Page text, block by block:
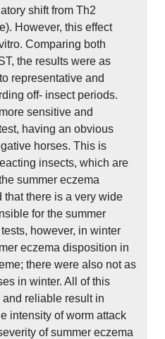
shift from Th2
However, this effect
Comparing both
the results were as
representative and
off- insect periods.
sensitive and
having an obvious
horses. This is
insects, which are
summer eczema
there is a very wide
for the summer
however, in winter
eczema disposition in
there were also not as
in winter. All of this
and reliable result in
intensity of worm attack
of summer eczema